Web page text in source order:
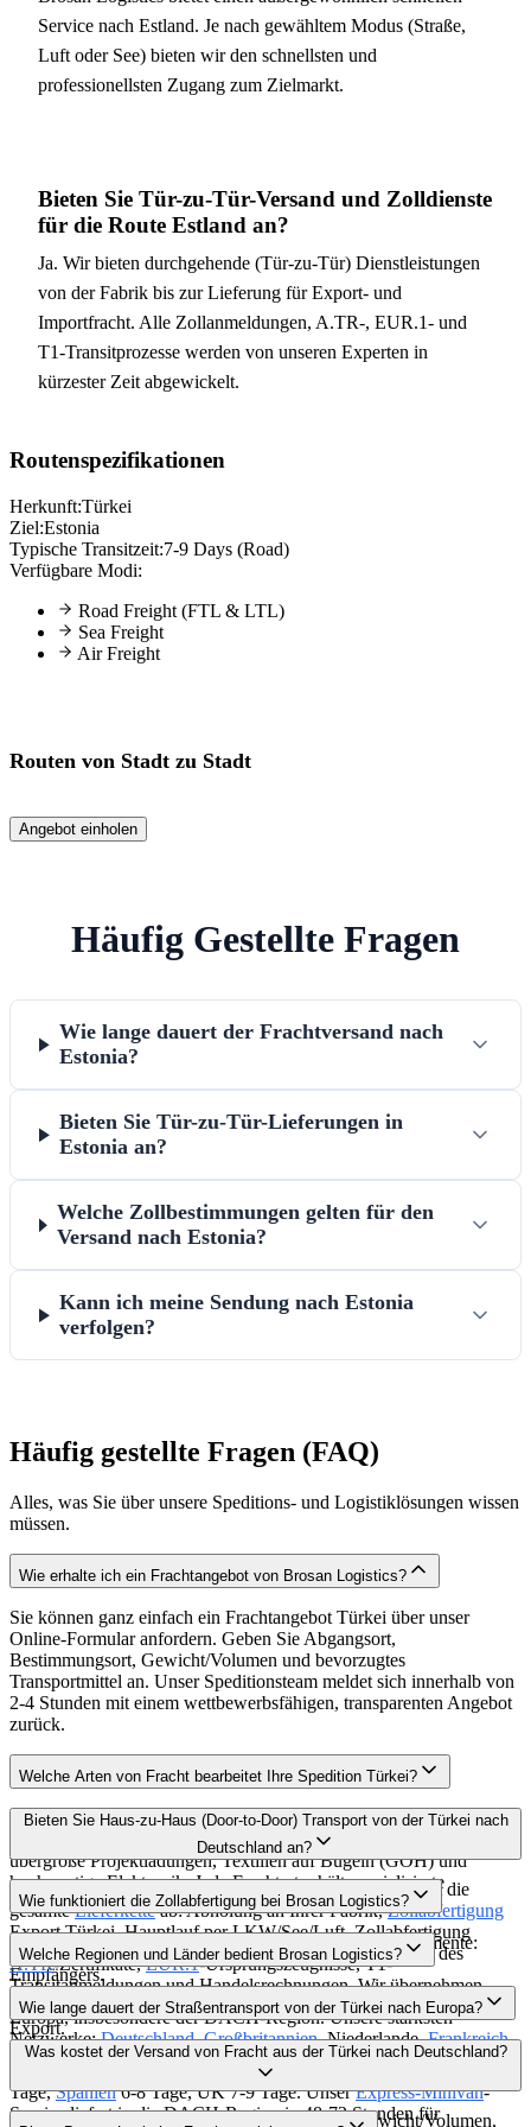
Service nach Estland. Je nach gewähltem Modus (Straße,
Luft oder See) bieten wir den schnellsten und
professionellsten Zugang zum Zielmarkt.
Bieten Sie Tür-zu-Tür-Versand und Zolldienste
für die Route Estland an?
Ja. Wir bieten durchgehende (Tür-zu-Tür) Dienstleistungen
von der Fabrik bis zur Lieferung für Export- und
Importfracht. Alle Zollanmeldungen, A.TR-, EUR.1- und
T1-Transitprozesse werden von unseren Experten in
kürzester Zeit abgewickelt.
Routenspezifikationen
Herkunft:Türkei
Ziel:Estonia
Typische Transitzeit:7-9 Days (Road)
Verfügbare Modi:
Road Freight (FTL & LTL)
Sea Freight
Air Freight
Routen von Stadt zu Stadt
Angebot einholen
Häufig Gestellte Fragen
Wie lange dauert der Frachtversand nach
Estonia?
Bieten Sie Tür-zu-Tür-Lieferungen in
Estonia an?
Welche Zollbestimmungen gelten für den
Versand nach Estonia?
Kann ich meine Sendung nach Estonia
verfolgen?
Häufig gestellte Fragen (FAQ)
Alles, was Sie über unsere Speditions- und Logistiklösungen wissen
müssen.
Wie erhalte ich ein Frachtangebot von Brosan Logistics?
Sie können ganz einfach ein Frachtangebot Türkei über unser
Online-Formular anfordern. Geben Sie Abgangsort,
Bestimmungsort, Gewicht/Volumen und bevorzugtes
Transportmittel an. Unser Speditionsteam meldet sich innerhalb von
2-4 Stunden mit einem wettbewerbsfähigen, transparenten Angebot
zurück.
Welche Arten von Fracht bearbeitet Ihre Spedition Türkei?
Als Full-ServiceSpedition Türkeibearbeiten wir Stückgut,
temperaturempfindliche Waren (Frigo/Reefer), Gefahrgut (ADR),
übergroße Projektladungen, Textilien auf Bügeln (GOH) und
hochwertige Elektronik. Jede Frachtart erhält spezialisierte
Behandlung durch unsere Experten.
Bieten Sie Haus-zu-Haus (Door-to-Door) Transport von der Türkei nach
Deutschland an?
Ja, unser Door-to-Door Türkei
Service deckt die
gesamteLieferketteab: Abholung an Ihrer Fabrik,Zollabfertigung
Export Türkei, Hauptlauf per LKW/See/Luft, Zollabfertigung
Import Deutschland und finale Zustellung bis zur Rampe des
Empfängers.
Wie funktioniert die Zollabfertigung bei Brosan Logistics?
Unser
Türkei Team verwaltet alle Dokumente:
A.TR-Zertifikate,EUR.1-Ursprungszeugnisse, T1-
Transitanmeldungen und Handelsrechnungen. Wir übernehmen
Zölle, Steuern und die Einhaltung aller Vorschriften für Import und
Export.
Welche Regionen und Länder bedient Brosan Logistics?
Wir operieren global mit Kernkompetenz in der Verbindung Türkei-
Europa, insbesondere der DACH-Region. Unsere stärksten
Netzwerke:Deutschland,Großbritannien, Niederlande,Frankreich,
Italien ,Spanien, VAE, Saudi-Arabien, Russland, Indien, China und
USA — über 40 Länder mit direkten Agenten.
Wie lange dauert der Straßentransport von der Türkei nach Europa?
Transitzeiten Türkei Europa per Straße:Deutschland5-7 Tage,
3-5 Tage (via Ro-Ro), Niederlande 5-7
Tage,Spanien6-8 Tage, UK 7-9 Tage. UnserExpress-Minivan-
Service liefert in die DACH-Region in 48-72 Stunden für
Was kostet der Versand von Fracht aus der Türkei nach Deutschland?
Frachtkosten Türkei
hängen von Gewicht/Volumen,